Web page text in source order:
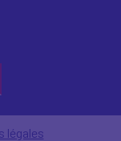
légales